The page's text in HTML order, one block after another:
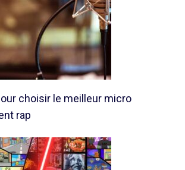
choisir le meilleur micro
rap